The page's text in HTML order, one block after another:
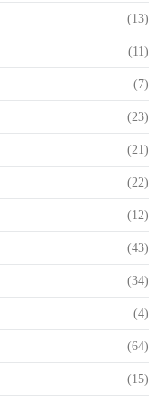
(13)
(11)
(7)
(23)
(21)
(22)
(12)
(43)
(34)
(4)
(64)
(15)